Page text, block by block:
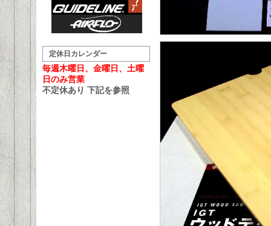
定休日カレンダー
毎週木曜日、金曜日、土曜
日のみ営業
不定休あり 下記を参照